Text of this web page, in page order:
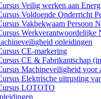
Veilig werken aan
Voldoende Onderricht
Vakbekwaam Persoon
opleidingen
CE-markering
CE & Fabrikantschap
Machineveiligheid voor
Elektrische uitrusting
LOTOTO